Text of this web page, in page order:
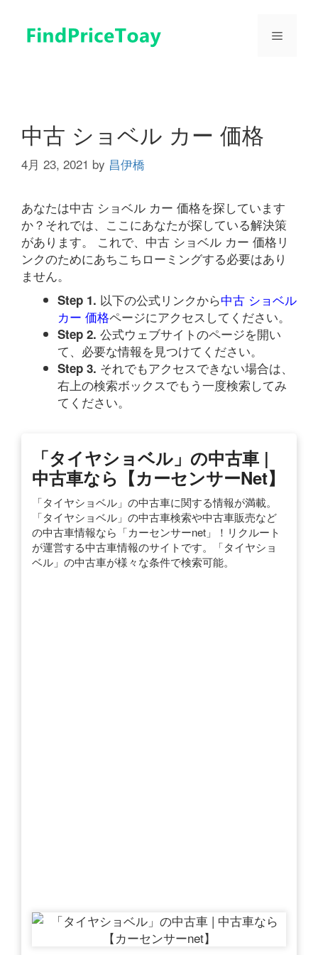
メ
中古 ショベル カー 価格
4月 23, 2021 by 昌伊橋
あなたは中古 ショベル カー 価格を探しています
か？それでは、ここにあなたが探している解決策
があります。 これで、中古 ショベル カー 価格リ
ンクのためにあちこちローミングする必要はあり
ません。
Step 1. 以下の公式リンクから中古 ショベル
カー 価格ページにアクセスしてください。
Step 2. 公式ウェブサイトのページを開い
て、必要な情報を見つけてください。
Step 3. それでもアクセスできない場合は、
右上の検索ボックスでもう一度検索してみ
てください。
「タイヤショベル」の中古車 |
中古車なら【カーセンサーnet】
「タイヤショベル」の中古車に関する情報が満載。
「タイヤショベル」の中古車検索や中古車販売など
の中古車情報なら「カーセンサーnet」！リクルート
が運営する中古車情報のサイトです。「タイヤショ
ベル」の中古車が様々な条件で検索可能。